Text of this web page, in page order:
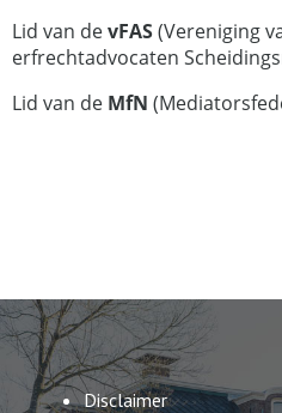
Lid van devFAS(Vereniging
erfrechtadvocaten
Lid van de MfN
Disclaimer